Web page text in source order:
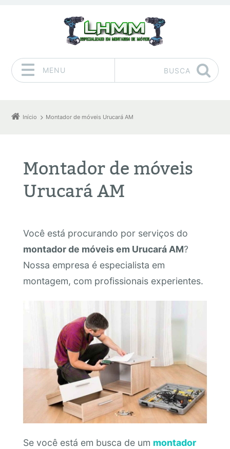
MENU BUSCA
Início Montador de móveis Urucará AM
Montador de móveis
Urucará AM
Você está procurando por serviços do
montador de móveis em Urucará AM?
Nossa empresa é especialista em
montagem, com profissionais experientes.
Se você está em busca de um montador